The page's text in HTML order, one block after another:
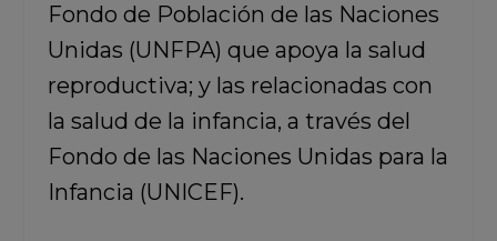
Fondo de Población de las Naciones
Unidas (UNFPA) que apoya la salud
reproductiva; y las relacionadas con
la salud de la infancia, a través del
Fondo de las Naciones Unidas para la
Infancia (UNICEF).